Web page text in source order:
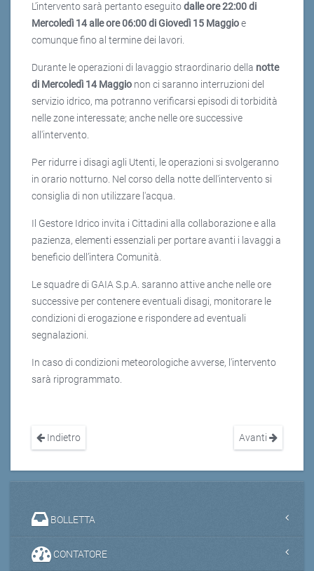
L’intervento sarà pertanto eseguitodalle ore 22:00 di
Mercoledì 14 alle ore 06:00 di Giovedì 15 Maggioe
comunque fino al termine dei lavori.
Durante le operazioni di lavaggio straordinario della notte
di Mercoledì 14 Maggio non ci saranno interruzioni del
servizio idrico, ma potranno verificarsi episodi di torbidità
nelle zone interessate; anche nelle ore successive
all'intervento.
Per ridurre i disagi agli Utenti, le operazioni si svolgeranno
in orario notturno. Nel corso della notte dell'intervento si
consiglia di non utilizzare l'acqua.
Il Gestore Idrico invita i Cittadini alla collaborazione e alla
pazienza, elementi essenziali per portare avanti i lavaggi a
beneficio dell’intera Comunità.
Le squadre di GAIA S.p.A. saranno attive anche nelle ore
successive per contenere eventuali disagi, monitorare le
condizioni di erogazione e rispondere ad eventuali
segnalazioni.
In caso di condizioni meteorologiche avverse, l'intervento
sarà riprogrammato.
Indietro Avanti
BOLLETTA
CONTATORE